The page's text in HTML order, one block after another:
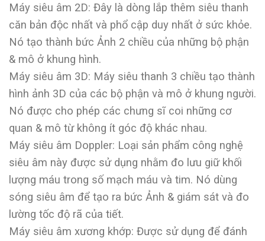
Máy siêu âm 2D: Đây là dòng lắp thêm siêu thanh
căn bản độc nhất và phổ cập duy nhất ở sức khỏe.
Nó tạo thành bức Ảnh 2 chiều của những bộ phận
& mô ở khung hình.
Máy siêu âm 3D: Máy siêu thanh 3 chiều tạo thành
hình ảnh 3D của các bộ phận và mô ở khung người.
Nó được cho phép các chưng sĩ coi những cơ
quan & mô từ không ít góc độ khác nhau.
Máy siêu âm Doppler: Loại sản phẩm công nghệ
siêu âm này được sử dụng nhằm đo lưu giữ khối
lượng máu trong số mạch máu và tim. Nó dùng
sóng siêu âm để tạo ra bức Ảnh & giám sát và đo
lường tốc độ rã của tiết.
Máy siêu âm xương khớp: Được sử dụng để đánh